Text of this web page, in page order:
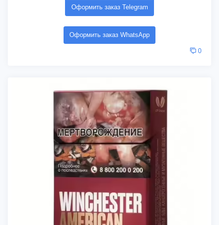
Оформить заказ Telegram
Оформить заказ WhatsApp
0